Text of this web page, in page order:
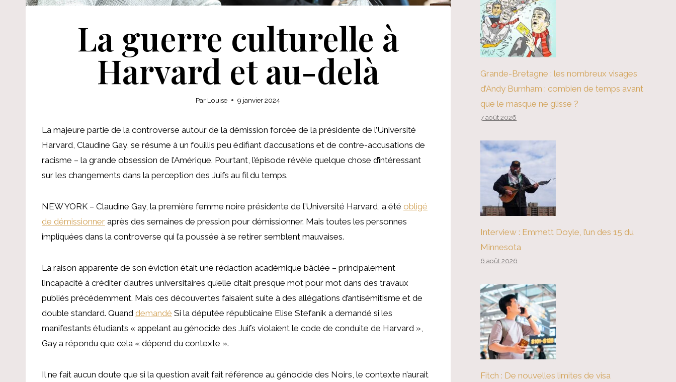
La guerre culturelle à
Harvard et au-delà
Par Louise 9 janvier 2024
La majeure partie de la controverse autour de la démission forcée de la présidente de l’Université
Harvard, Claudine Gay, se résume à un fouillis peu édifiant d’accusations et de contre-accusations de
racisme – la grande obsession de l’Amérique. Pourtant, l’épisode révèle quelque chose d’intéressant
sur les changements dans la perception des Juifs au fil du temps.
NEW YORK – Claudine Gay, la première femme noire présidente de l’Université Harvard, a été obligé
de démissionner après des semaines de pression pour démissionner. Mais toutes les personnes
impliquées dans la controverse qui l’a poussée à se retirer semblent mauvaises.
La raison apparente de son éviction était une rédaction académique bâclée – principalement
l’incapacité à créditer d’autres universitaires qu’elle citait presque mot pour mot dans des travaux
publiés précédemment. Mais ces découvertes faisaient suite à des allégations d’antisémitisme et de
double standard. Quand demandé Si la députée républicaine Elise Stefanik a demandé si les
manifestants étudiants « appelant au génocide des Juifs violaient le code de conduite de Harvard »,
Gay a répondu que cela « dépend du contexte ».
Il ne fait aucun doute que si la question avait fait référence au génocide des Noirs, le contexte n’aurait
Grande-Bretagne : les nombreux visages
d’Andy Burnham : combien de temps avant
que le masque ne glisse ?
7 août 2026
Interview : Emmett Doyle, l’un des 15 du
Minnesota
6 août 2026
Fitch : De nouvelles limites de visa